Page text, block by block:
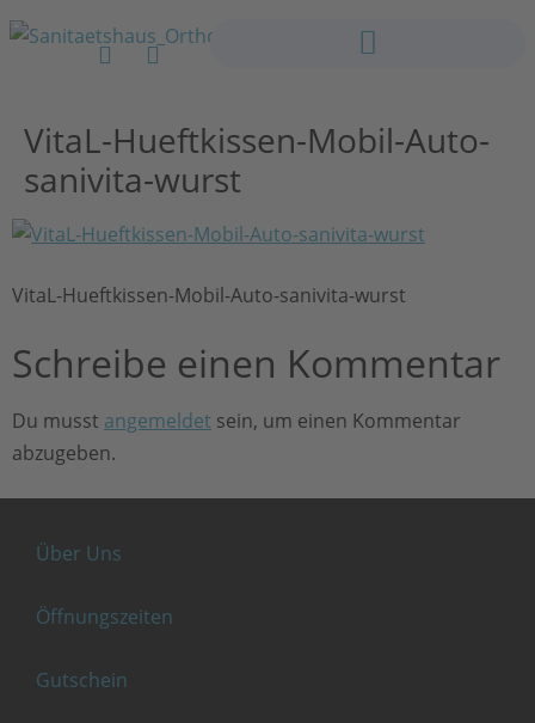
VitaL-Hueftkissen-Mobil-Auto-
sanivita-wurst
VitaL-Hueftkissen-Mobil-Auto-sanivita-wurst
Schreibe einen Kommentar
Du musst angemeldet sein, um einen Kommentar
abzugeben.
Über Uns
Öffnungszeiten
Gutschein